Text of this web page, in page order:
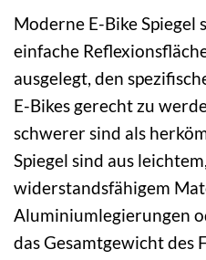
Moderne E-Bike
einfache
ausgelegt, den
E-Bikes gerecht zu
schwerer sind als
Spiegel sind aus
widerstandsfähigem
Aluminiumlegierungen
das Gesamtgewicht des